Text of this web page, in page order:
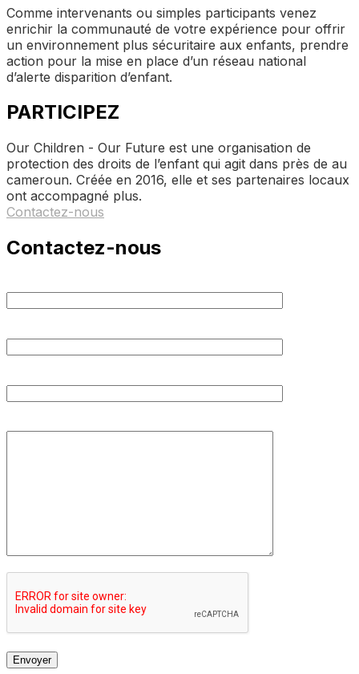
Comme intervenants ou simples participants venez
enrichir la communauté de votre expérience pour offrir
un environnement plus sécuritaire aux enfants, prendre
action pour la mise en place d’un réseau national
d’alerte disparition d’enfant.
PARTICIPEZ
Our Children - Our Future est une organisation de
protection des droits de l’enfant qui agit dans près de au
cameroun. Créée en 2016, elle et ses partenaires locaux
ont accompagné plus.
Contactez-nous
Contactez-nous